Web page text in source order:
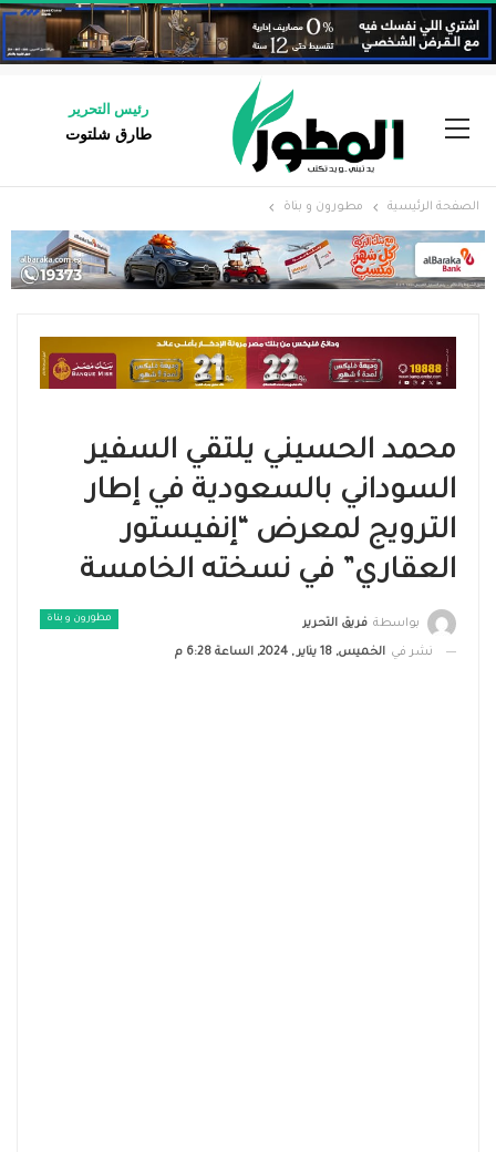
رئيس التحرير
طارق شلتوت
الصفحة الرئيسية مطورون و بناة
محمد الحسيني يلتقي السفير
السوداني بالسعودية في إطار
الترويج لمعرض “إنفيستور
العقاري” في نسخته الخامسة
مطورون و بناة بواسطة فريق التحرير
نشر في الخميس, 18 يناير , 2024, الساعة 6:28 م